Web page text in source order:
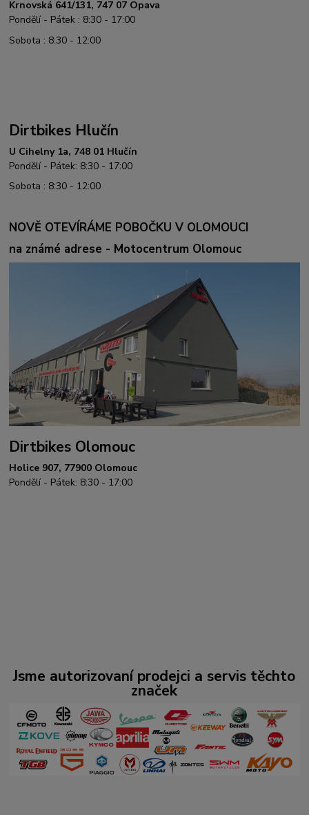
Krnovská 641/131, 747 07 Opava
Pondělí - Pátek : 8:30 - 17:00
Sobota : 8:30 - 12:00
Dirtbikes Hlučín
U Cihelny 1a, 748 01 Hlučín
Pondělí - Pátek: 8:30 - 17:00
Sobota : 8:30 - 12:00
NOVĚ OTEVÍRÁME POBOČKU V OLOMOUCI
na známé adrese - Motocentrum Olomouc
Dirtbikes Olomouc
Holice 907, 77900 Olomouc
Pondělí - Pátek: 8:30 - 17:00
Jsme autorizovaní prodejci a servis těchto
značek